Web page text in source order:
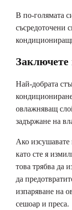
В по-голямата
съсредоточени
Заключете
Най-добрата
овлажняващ
задържане на
Ако изсушавате
като сте я
това трябва да
да
изпаряване на
сешоар и преса.